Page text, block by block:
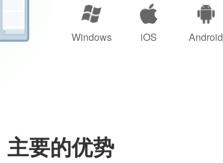
Windows iOS Android
主要的优势